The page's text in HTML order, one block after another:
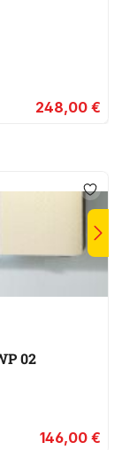
248,00 €
02
146,00 €